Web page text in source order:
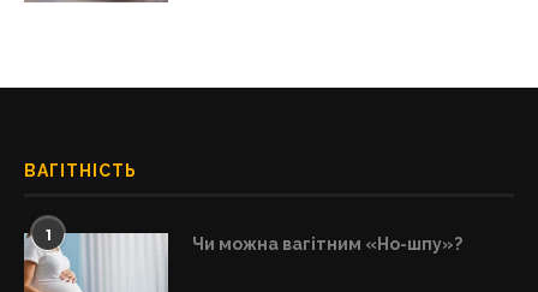
ВАГІТНІСТЬ
1 Чи можна вагітним «Но-шпу»?